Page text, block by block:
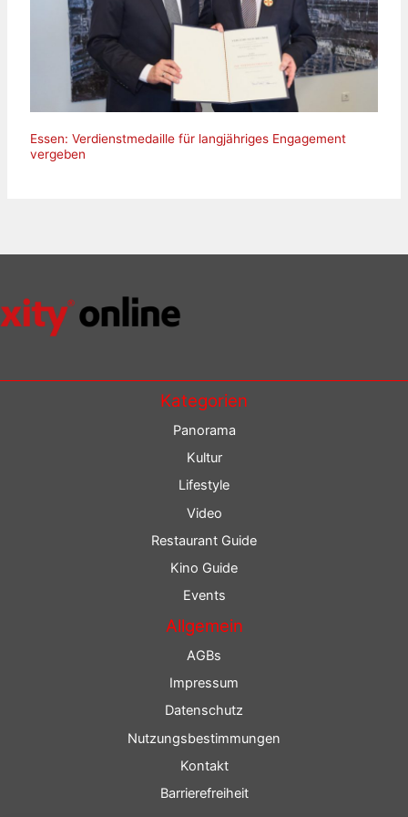
Essen: Verdienstmedaille für langjähriges Engagement
vergeben
Kategorien
Panorama
Kultur
Lifestyle
Video
Restaurant Guide
Kino Guide
Events
Allgemein
AGBs
Impressum
Datenschutz
Nutzungsbestimmungen
Kontakt
Barrierefreiheit